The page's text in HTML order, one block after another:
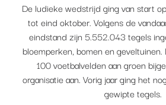
De ludieke wedstrijd ging van start
tot eind oktober. Volgens de
eindstand zijn 5.552.043 tegels
bloemperken, bomen en
100 voetbalvelden aan groen
organisatie aan. Vorig jaar ging het
gewipte tegels.